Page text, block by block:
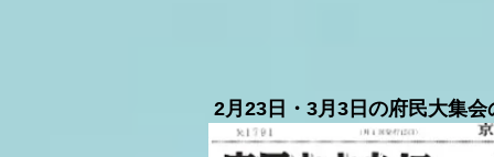
2月23日・3月3日の府民大集